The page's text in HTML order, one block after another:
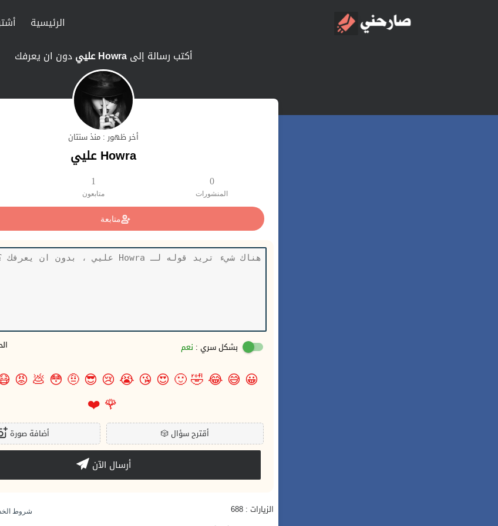
الرئيسية
أكتب رسالة إلىHowra عليي دون ان يعرفك
أخر ظهور : منذ سنتان
Howra عليي
0
المنشورات
1
متابعون
متابعة
بشكل سري : نعم
😀
😅
😂
🤣
🙂
😍
😘
😭
😢
😎
🤨
😳
💩
😡
🌹
❤️
🎲أقترح سؤال أضافة صورة
أرسال الآن
الزيارات : 688 شروط